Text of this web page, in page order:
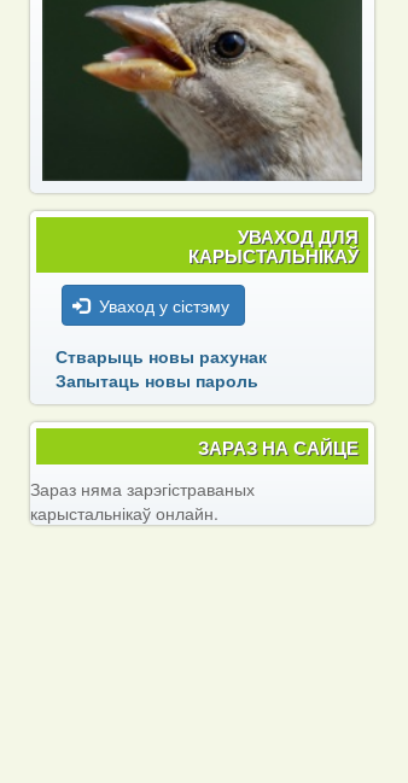
УВАХОД ДЛЯ
КАРЫСТАЛЬНІКАЎ
Уваход у сістэму
Стварыць новы рахунак
Запытаць новы пароль
ЗАРАЗ НА САЙЦЕ
Зараз няма зарэгістраваных
карыстальнікаў онлайн.